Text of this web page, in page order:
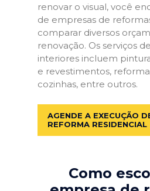
renovar o visual, você
de empresas de
comparar diversos
renovação. Os serviços
interiores incluem
e revestimentos,
cozinhas, entre outros.
AGENDE A EXECUÇÃO
REFORMA RESIDENCIAL
Como